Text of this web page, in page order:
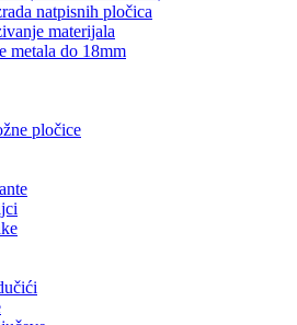
natpisnih pločica
materijala
metala do 18mm
pločice